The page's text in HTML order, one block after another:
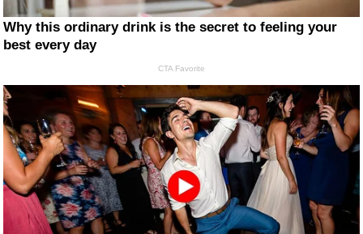
Why this ordinary drink is the secret to feeling your
best every day
CTA Favorite